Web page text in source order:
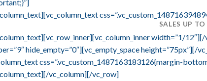
SALES UP
width=”1/
hide_empty=”0″][vc_empty_space height=”75px”][/
css=”.vc_custom_1487163183126{margin-
vc_column][/vc_row]